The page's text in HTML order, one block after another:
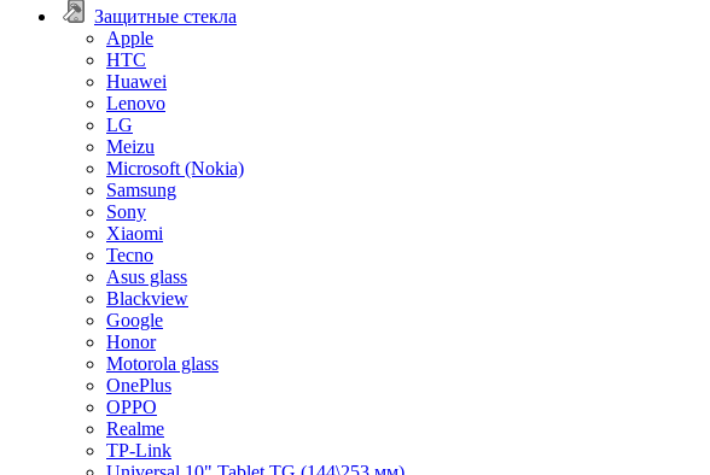
Защитные стекла
Apple
HTC
Huawei
Lenovo
LG
Meizu
Microsoft (Nokia)
Samsung
Sony
Xiaomi
Tecno
Asus glass
Blackview
Google
Honor
Motorola glass
OnePlus
OPPO
Realme
TP-Link